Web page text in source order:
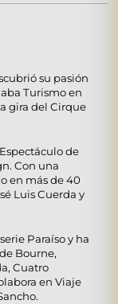
su pasión
Turismo en
gira del Cirque
de
Con una
en más de 40
Luis Cuerda y
Paraíso y ha
Bourne,
Cuatro
en Viaje